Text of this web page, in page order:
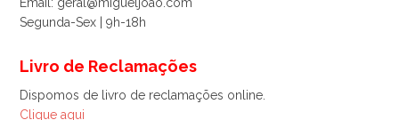
Segunda-Sex | 9h-18h
Livro de Reclamações
Dispomos de livro de reclamações online.
Clique aqui